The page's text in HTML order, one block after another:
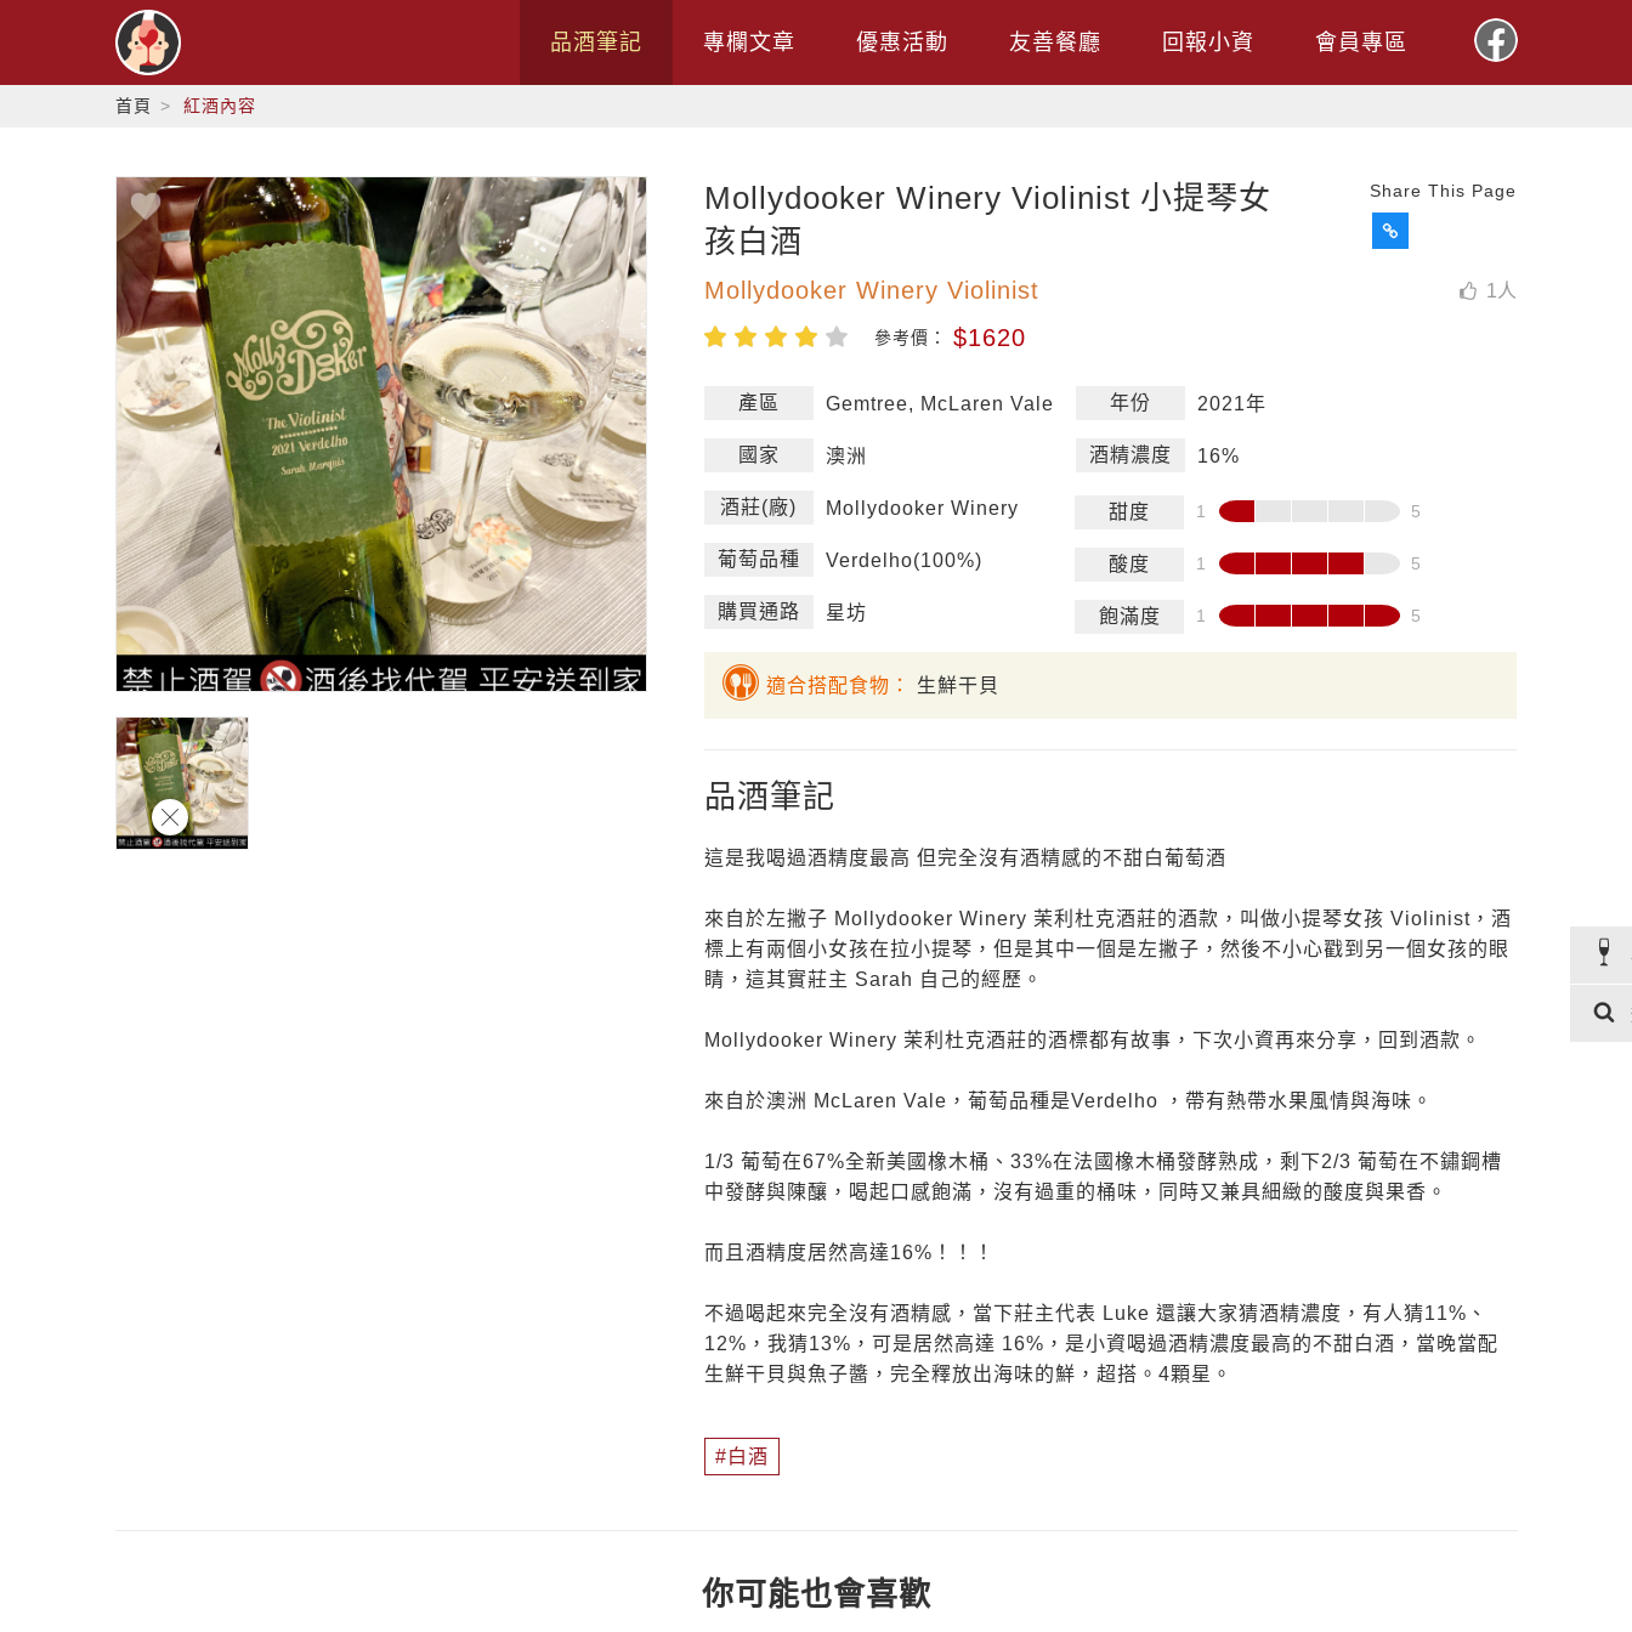
品酒筆記 專欄文章 優惠活動 友善餐廳 回報小資 會員專區
首頁 紅酒內容
Share This Page
1 人
Mollydooker Winery Violinist 小提琴女
孩白酒
Mollydooker Winery Violinist
參考價： $1620
產區 Gemtree, McLaren Vale
國家 澳洲
酒莊(廠) Mollydooker Winery
葡萄品種 Verdelho(100%)
購買通路 星坊
年份 2021年
酒精濃度 16%
甜度
酸度
飽滿度
適合搭配食物： 生鮮干貝
品酒筆記
這是我喝過酒精度最高 但完全沒有酒精感的不甜白葡萄酒
來自於左撇子 Mollydooker Winery 茉利杜克酒莊的酒款，叫做小提琴女孩 Violinist，酒
標上有兩個小女孩在拉小提琴，但是其中一個是左撇子，然後不小心戳到另一個女孩的眼
睛，這其實莊主 Sarah 自己的經歷。
Mollydooker Winery 茉利杜克酒莊的酒標都有故事，下次小資再來分享，回到酒款。
來自於澳洲 McLaren Vale，葡萄品種是Verdelho ，帶有熱帶水果風情與海味。
1/3 葡萄在67%全新美國橡木桶、33%在法國橡木桶發酵熟成，剩下2/3 葡萄在不鏽鋼槽
中發酵與陳釀，喝起口感飽滿，沒有過重的桶味，同時又兼具細緻的酸度與果香。
而且酒精度居然高達16%！！！
不過喝起來完全沒有酒精感，當下莊主代表 Luke 還讓大家猜酒精濃度，有人猜11%、
12%，我猜13%，可是居然高達 16%，是小資喝過酒精濃度最高的不甜白酒，當晚當配
生鮮干貝與魚子醬，完全釋放出海味的鮮，超搭。4顆星。
白酒
你可能也會喜歡